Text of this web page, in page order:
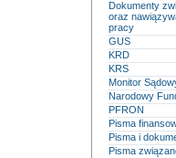
Dokumenty
oraz
pracy
GUS
KRD
KRS
Monitor
Narodowy
PFRON
Pisma
Pisma i
Pisma